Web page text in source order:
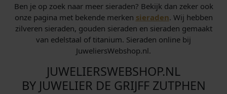
Ben je op zoek naar meer sieraden? Bekijk dan zeker ook
onze pagina met bekende merken sieraden. Wij hebben
zilveren sieraden, gouden sieraden en sieraden gemaakt
van edelstaal of titanium. Sieraden online bij
JuweliersWebshop.nl.
JUWELIERSWEBSHOP.NL
BY JUWELIER DE GRIJFF ZUTPHEN